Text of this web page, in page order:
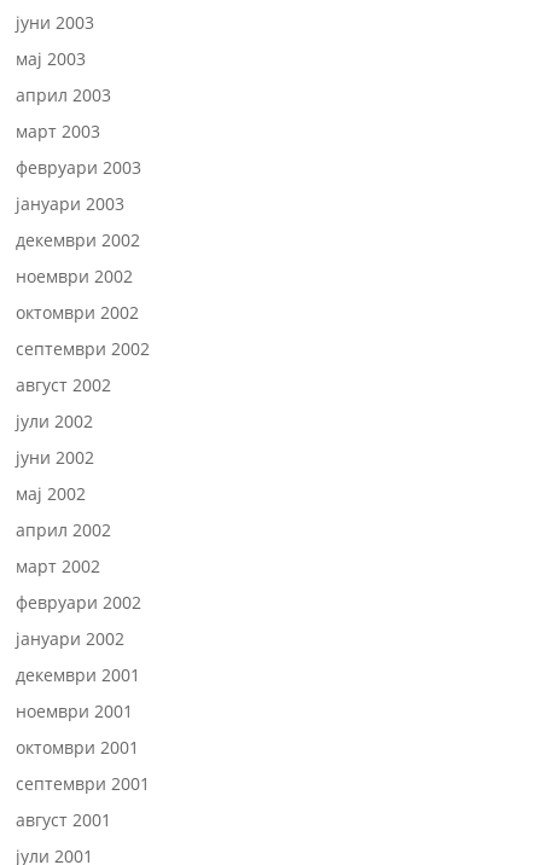
јуни 2003
мај 2003
април 2003
март 2003
февруари 2003
јануари 2003
декември 2002
ноември 2002
октомври 2002
септември 2002
август 2002
јули 2002
јуни 2002
мај 2002
април 2002
март 2002
февруари 2002
јануари 2002
декември 2001
ноември 2001
октомври 2001
септември 2001
август 2001
јули 2001